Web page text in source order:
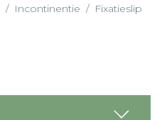
/ Incontinentie / Fixatieslip